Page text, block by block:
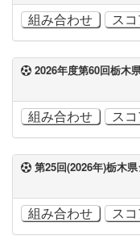
組み合わせ ス
2026年度第60回栃木
組み合わせ ス
第25回(2026年)栃木
組み合わせ ス